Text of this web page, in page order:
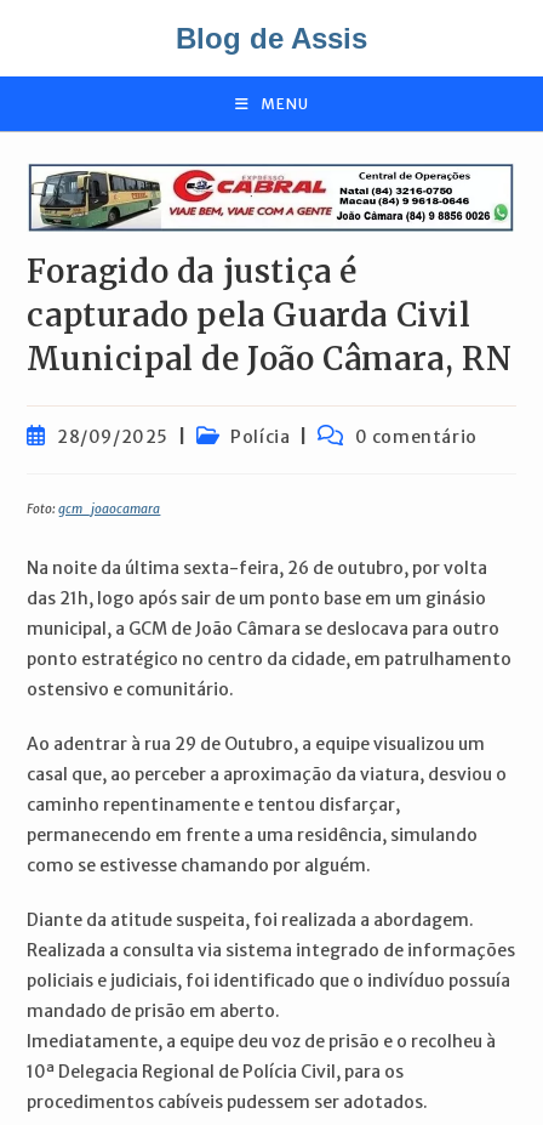
o
Blog de Assis
MENU
Foragido da justiça é
capturado pela Guarda Civil
Municipal de João Câmara, RN
Post28/09/2025
Categoria
Polícia
Comentários
0 comentário
Foto:gcm_joaocamara
Na noite da última sexta-feira, 26 de outubro, por volta
das 21h, logo após sair de um ponto base em um ginásio
municipal, a GCM de João Câmara se deslocava para outro
ponto estratégico no centro da cidade, em patrulhamento
ostensivo e comunitário.
Ao adentrar à rua 29 de Outubro, a equipe visualizou um
casal que, ao perceber a aproximação da viatura, desviou o
caminho repentinamente e tentou disfarçar,
permanecendo em frente a uma residência, simulando
como se estivesse chamando por alguém.
Diante da atitude suspeita, foi realizada a abordagem.
Realizada a consulta via sistema integrado de informações
policiais e judiciais, foi identificado que o indivíduo possuía
mandado de prisão em aberto.
Imediatamente, a equipe deu voz de prisão e o recolheu à
10ª Delegacia Regional de Polícia Civil, para os
procedimentos cabíveis pudessem ser adotados.